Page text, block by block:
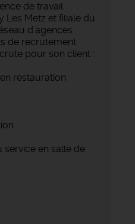
de travail
Les Metz et filiale du
d'agences
de recrutement
pour son client :
restauration
:
en salle de